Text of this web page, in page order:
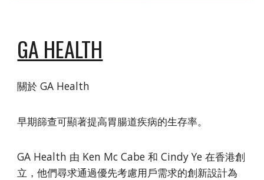
GA HEALTH
關於 GA Health
早期篩查可顯著提高胃腸道疾病的生存率。
GA Health 由 Ken Mc Cabe 和 Cindy Ye 在香港創
立，他們尋求通過優先考慮用戶需求的創新設計為